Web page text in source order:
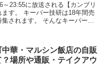
18年間売
そんなキーパー技
中華・マルシン飯店の自販
？場所や通販・テイクアウ